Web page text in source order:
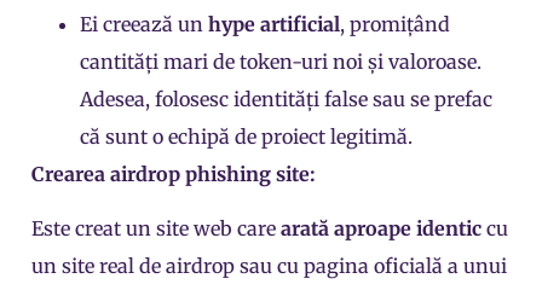
Ei creează un hype artificial, promițând
cantități mari de token-uri noi și valoroase.
Adesea, folosesc identități false sau se prefac
că sunt o echipă de proiect legitimă.
Crearea airdrop phishing site:
Este creat un site web care arată aproape identic cu
un site real de airdrop sau cu pagina oficială a unui